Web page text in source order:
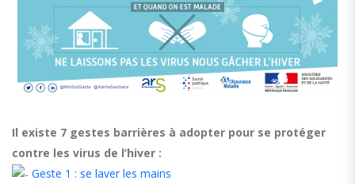
Il existe 7 gestes barrières à adopter pour se protéger
contre les virus de l’hiver :
Geste 1 : se laver les mains